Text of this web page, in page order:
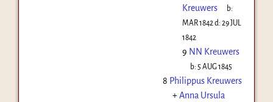
Kreuwers
b:
MAR 1842 d: 29 JUL
1842
9 NN Kreuwers
b: 5 AUG 1845
8 Philippus Kreuwers
+Anna Ursula